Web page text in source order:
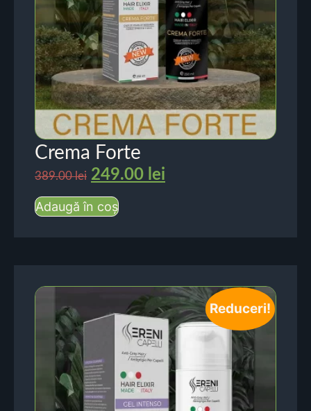
Crema Forte
389.00lei 249.00 lei
Adaugă în coș
Reduceri!